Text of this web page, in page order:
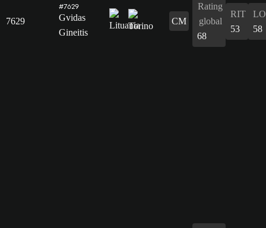
7629
#7629
Gvidas
Gineitis
CM
Rating
global
68
RIT
53
58